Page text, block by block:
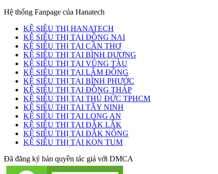
Hệ thống Fanpage của Hanatech
KỆ SIÊU THỊ HANATECH
KỆ SIÊU THỊ TẠI ĐỒNG NAI
KỆ SIÊU THỊ TẠI CẦN THƠ
KỆ SIÊU THỊ TẠI BÌNH DƯƠNG
KỆ SIÊU THỊ TẠI VŨNG TÀU
KỆ SIÊU THỊ TẠI LÂM ĐỒNG
KỆ SIÊU THỊ TẠI BÌNH PHƯỚC
KỆ SIÊU THỊ TẠI ĐỒNG THÁP
KỆ SIÊU THỊ TẠI THỦ ĐỨC TPHCM
KỆ SIÊU THỊ TẠI TÂY NINH
KỆ SIÊU THỊ TẠI LONG AN
KỆ SIÊU THỊ TẠI ĐẮK LẮK
KỆ SIÊU THỊ TẠI ĐẮK NÔNG
KỆ SIÊU THỊ TẠI KON TUM
Đã đăng ký bản quyền tác giả với DMCA